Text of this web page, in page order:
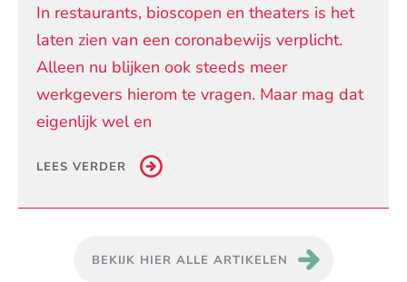
In restaurants, bioscopen en theaters is het
laten zien van een coronabewijs verplicht.
Alleen nu blijken ook steeds meer
werkgevers hierom te vragen. Maar mag dat
eigenlijk wel en
LEES VERDER
BEKIJK HIER ALLE ARTIKELEN